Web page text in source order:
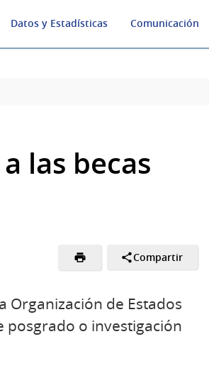
Datos y Estadísticas Comunicación
las becas
Compartir
Organización de Estados
posgrado o investigación